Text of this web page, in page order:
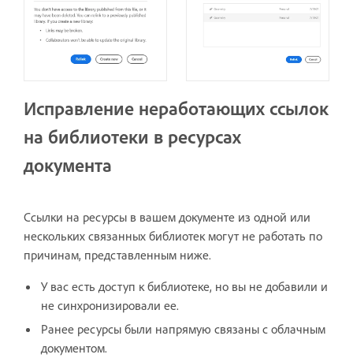
Исправление неработающих ссылок
на библиотеки в ресурсах
документа
Ссылки на ресурсы в вашем документе из одной или
нескольких связанных библиотек могут не работать по
причинам, представленным ниже.
У вас есть доступ к библиотеке, но вы не добавили и
не синхронизировали ее.
Ранее ресурсы были напрямую связаны с облачным
документом.